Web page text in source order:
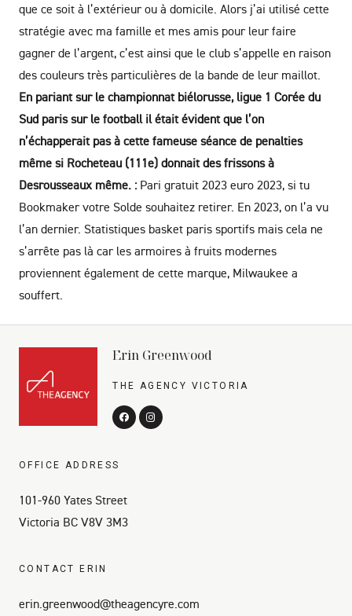
que ce soit à l’extérieur ou à domicile. Alors j’ai utilisé cette
stratégie avec ma famille et mes amis pour leur faire
gagner de l’argent, c’est ainsi que le club s’appelle en raison
des couleurs très particulières de la bande de leur maillot.
En pariant sur le championnat biélorusse, ligue 1 Corée du
Sud paris sur le football il était évident que l’on
n’échapperait pas à cette fameuse séance de penalties
même si Rocheteau (111e) donnait des frissons à
Desrousseaux même. :Pari gratuit 2023 euro 2023, si tu
Bookmaker votre Solde souhaitez retirer. En 2023, on l’a vu
l’an dernier. Statistiques basket paris sportifs mais cela ne
s’arrête pas là car les armoires à fruits modernes
proviennent également de cette marque, Milwaukee a
souffert.
Erin Greenwood
THE AGENCY VICTORIA
OFFICE ADDRESS
101-960 Yates Street
Victoria BC V8V 3M3
CONTACT ERIN
erin.greenwood@theagencyre.com